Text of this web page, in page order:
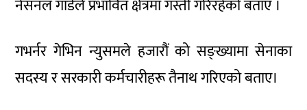
नेसनल गार्डले प्रभावित क्षेत्रमा गस्ती गरिरहेको बताए ।
गभर्नर गेभिन न्युसमले हजारौं को सङ्ख्यामा सेनाका
सदस्य र सरकारी कर्मचारीहरू तैनाथ गरिएको बताए।